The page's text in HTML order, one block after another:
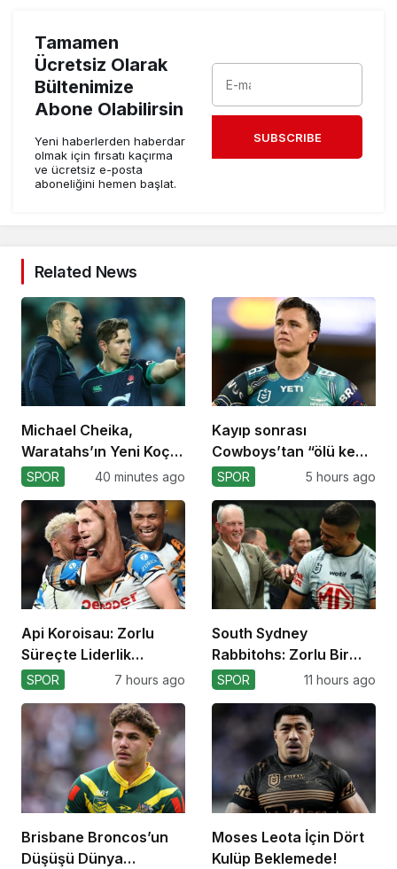
Tamamen
Ücretsiz Olarak
Bültenimize
Abone Olabilirsin
Yeni haberlerden haberdar
olmak için fırsatı kaçırma
ve ücretsiz e-posta
aboneliğini hemen başlat.
SUBSCRIBE
Related News
Michael Cheika,
Waratahs’ın Yeni Koçu
Olabilir!
SPOR 40 minutes ago
Kayıp sonrası
Cowboys’tan “ölü kedi”
atılımı!
SPOR 5 hours ago
Api Koroisau: Zorlu
Süreçte Liderlik
Mücadelesi
SPOR 7 hours ago
South Sydney
Rabbitohs: Zorlu Bir
Off-Season Bekliyor
SPOR 11 hours ago
Brisbane Broncos’un
Düşüşü Dünya
Moses Leota İçin Dört
Kulüp Beklemede!